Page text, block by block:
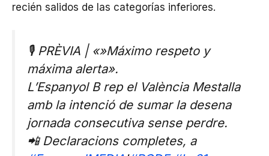
recién salidos de las categorías inferiores.
🎙️ PRÈVIA | «»Máximo respeto y
máxima alerta».
L’Espanyol B rep el València Mestalla
amb la intenció de sumar la desena
jornada consecutiva sense perdre.
📲 Declaracions completes, a